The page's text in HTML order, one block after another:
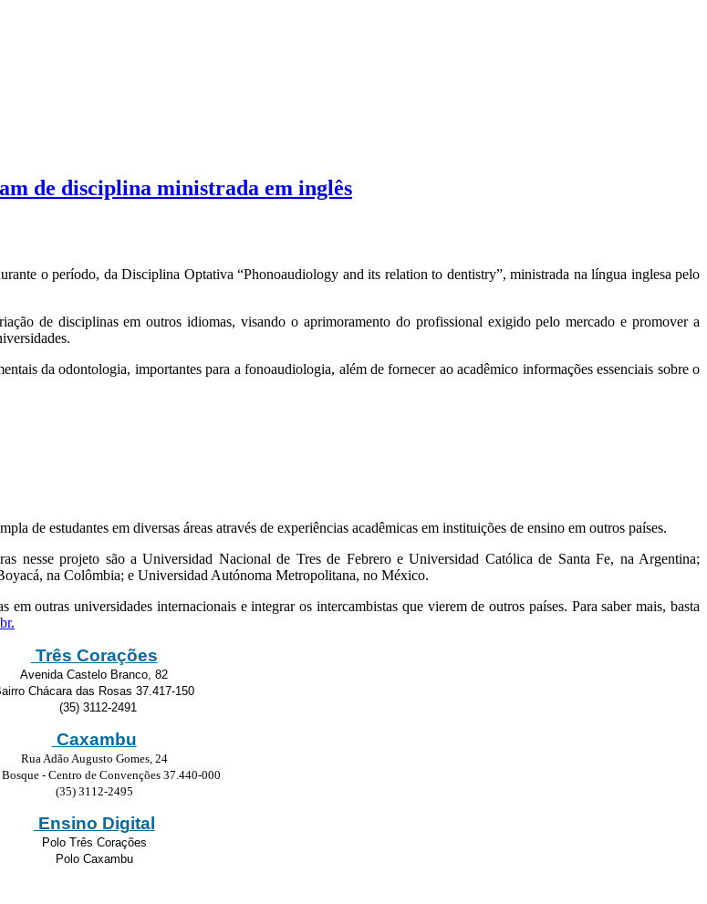
de disciplina ministrada em inglês
o período, da Disciplina Optativa “Phonoaudiology and its relation to dentistry”, ministrada na língua inglesa pelo
de disciplinas em outros idiomas, visando o aprimoramento do profissional exigido pelo mercado e promover a
da odontologia, importantes para a fonoaudiologia, além de fornecer ao acadêmico informações essenciais sobre o
de estudantes em diversas áreas através de experiências acadêmicas em instituições de ensino em outros países.
nesse projeto são a Universidad Nacional de Tres de Febrero e Universidad Católica de Santa Fe, na Argentina;
na Colômbia; e Universidad Autónoma Metropolitana, no México.
outras universidades internacionais e integrar os intercambistas que vierem de outros países. Para saber mais, basta
.
Três Corações
Avenida Castelo Branco, 82
Chácara das Rosas 37.417-150
(35) 3112-2491
Caxambu
Rua Adão Augusto Gomes, 24
- Centro de Convenções 37.440-000
(35) 3112-2495
Ensino Digital
Polo Três Corações
Polo Caxambu